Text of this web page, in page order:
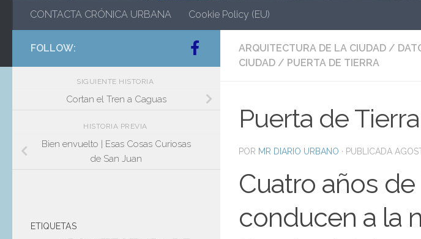
CONTACTA CRÓNICA URBANA Cookie Policy (EU)
ARQUITECTURA DE LA CIUDAD /
CIUDAD / PUERTA DE TIERRA
Puerta de
POR MR DIARIO URBANO · PUBLICADA
Cuatro años
conducen a la
FOLLOW:
SIGUIENTE HISTORIA
Cortan el Tren a Caguas
HISTORIA PREVIA
Bien envuelto | Esas Cosas Curiosas
de San Juan
ETIQUETAS